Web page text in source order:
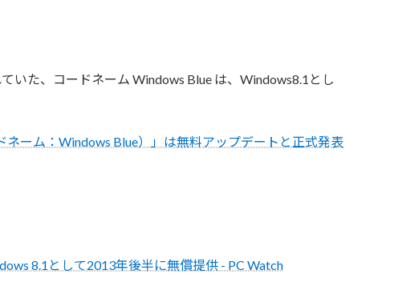
いた、コードネーム Windows Blue は、Windows8.1とし
ネーム：Windows Blue）」は無料アップデートと正式発表
8.1として2013年後半に無償提供 - PC Watch